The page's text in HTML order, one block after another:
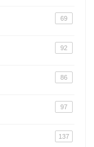
69
92
86
97
137